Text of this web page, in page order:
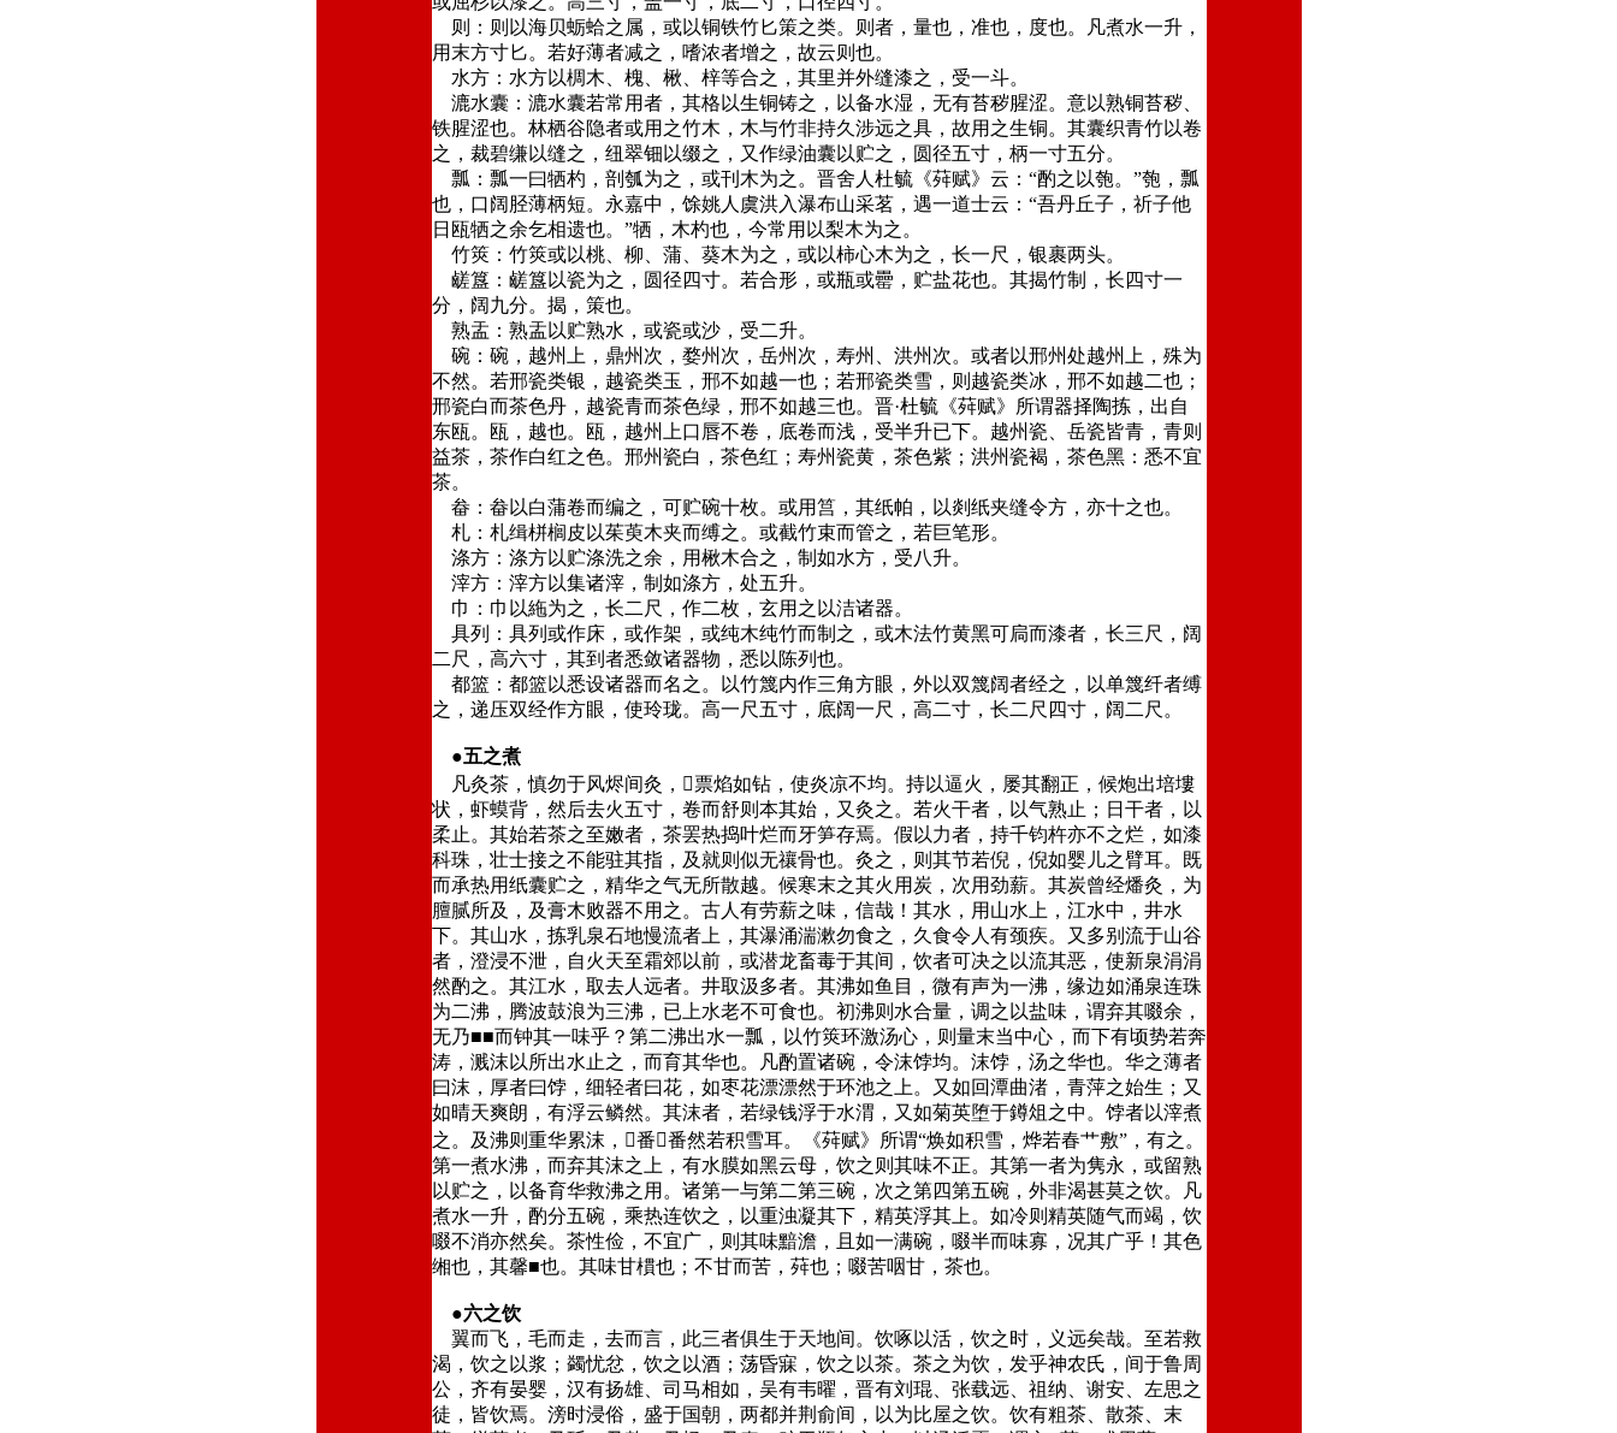
则：则以海贝蛎蛤之属，或以铜铁竹匕策之类。则者，量也，准也，度也。凡煮水一升，
用末方寸匕。若好薄者减之，嗜浓者增之，故云则也。
水方：水方以椆木、槐、楸、梓等合之，其里并外缝漆之，受一斗。
漉水囊：漉水囊若常用者，其格以生铜铸之，以备水湿，无有苔秽腥涩。意以熟铜苔秽、
铁腥涩也。林栖谷隐者或用之竹木，木与竹非持久涉远之具，故用之生铜。其囊织青竹以卷
之，裁碧缣以缝之，纽翠钿以缀之，又作绿油囊以贮之，圆径五寸，柄一寸五分。
瓢：瓢一曰牺杓，剖瓠为之，或刊木为之。晋舍人杜毓《荈赋》云：“酌之以匏。”匏，瓢
也，口阔胫薄柄短。永嘉中，馀姚人虞洪入瀑布山采茗，遇一道士云：“吾丹丘子，祈子他
日瓯牺之余乞相遗也。”牺，木杓也，今常用以梨木为之。
竹筴：竹筴或以桃、柳、蒲、葵木为之，或以柿心木为之，长一尺，银裹两头。
鹾簋：鹾簋以瓷为之，圆径四寸。若合形，或瓶或罍，贮盐花也。其揭竹制，长四寸一
分，阔九分。揭，策也。
熟盂：熟盂以贮熟水，或瓷或沙，受二升。
碗：碗，越州上，鼎州次，婺州次，岳州次，寿州、洪州次。或者以邢州处越州上，殊为
不然。若邢瓷类银，越瓷类玉，邢不如越一也；若邢瓷类雪，则越瓷类冰，邢不如越二也；
邢瓷白而茶色丹，越瓷青而茶色绿，邢不如越三也。晋·杜毓《荈赋》所谓器择陶拣，出自
东瓯。瓯，越也。瓯，越州上口唇不卷，底卷而浅，受半升已下。越州瓷、岳瓷皆青，青则
益茶，茶作白红之色。邢州瓷白，茶色红；寿州瓷黄，茶色紫；洪州瓷褐，茶色黑：悉不宜
茶。
畚：畚以白蒲卷而编之，可贮碗十枚。或用筥，其纸帕，以剡纸夹缝令方，亦十之也。
札：札缉栟榈皮以茱萸木夹而缚之。或截竹束而管之，若巨笔形。
涤方：涤方以贮涤洗之余，用楸木合之，制如水方，受八升。
滓方：滓方以集诸滓，制如涤方，处五升。
巾：巾以絁为之，长二尺，作二枚，玄用之以洁诸器。
具列：具列或作床，或作架，或纯木纯竹而制之，或木法竹黄黑可扃而漆者，长三尺，阔
二尺，高六寸，其到者悉敛诸器物，悉以陈列也。
都篮：都篮以悉设诸器而名之。以竹篾内作三角方眼，外以双篾阔者经之，以单篾纤者缚
之，递压双经作方眼，使玲珑。高一尺五寸，底阔一尺，高二寸，长二尺四寸，阔二尺。
●五之煮
凡灸茶，慎勿于风烬间灸，票焰如钻，使炎凉不均。持以逼火，屡其翻正，候炮出培塿
状，虾蟆背，然后去火五寸，卷而舒则本其始，又灸之。若火干者，以气熟止；日干者，以
柔止。其始若茶之至嫩者，茶罢热捣叶烂而牙笋存焉。假以力者，持千钧杵亦不之烂，如漆
科珠，壮士接之不能驻其指，及就则似无禳骨也。灸之，则其节若倪，倪如婴儿之臂耳。既
而承热用纸囊贮之，精华之气无所散越。候寒末之其火用炭，次用劲薪。其炭曾经燔灸，为
膻腻所及，及膏木败器不用之。古人有劳薪之味，信哉！其水，用山水上，江水中，井水
下。其山水，拣乳泉石地慢流者上，其瀑涌湍漱勿食之，久食令人有颈疾。又多别流于山谷
者，澄浸不泄，自火天至霜郊以前，或潜龙畜毒于其间，饮者可决之以流其恶，使新泉涓涓
然酌之。其江水，取去人远者。井取汲多者。其沸如鱼目，微有声为一沸，缘边如涌泉连珠
为二沸，腾波鼓浪为三沸，已上水老不可食也。初沸则水合量，调之以盐味，谓弃其啜余，
无乃■■而钟其一味乎？第二沸出水一瓢，以竹筴环激汤心，则量末当中心，而下有顷势若奔
涛，溅沫以所出水止之，而育其华也。凡酌置诸碗，令沫饽均。沫饽，汤之华也。华之薄者
曰沫，厚者曰饽，细轻者曰花，如枣花漂漂然于环池之上。又如回潭曲渚，青萍之始生；又
如晴天爽朗，有浮云鳞然。其沫者，若绿钱浮于水渭，又如菊英堕于鐏俎之中。饽者以滓煮
之。及沸则重华累沫，番番然若积雪耳。《荈赋》所谓“焕如积雪，烨若春艹敷”，有之。
第一煮水沸，而弃其沫之上，有水膜如黑云母，饮之则其味不正。其第一者为隽永，或留熟
以贮之，以备育华救沸之用。诸第一与第二第三碗，次之第四第五碗，外非渴甚莫之饮。凡
煮水一升，酌分五碗，乘热连饮之，以重浊凝其下，精英浮其上。如冷则精英随气而竭，饮
啜不消亦然矣。茶性俭，不宜广，则其味黯澹，且如一满碗，啜半而味寡，况其广乎！其色
缃也，其馨■也。其味甘樌也；不甘而苦，荈也；啜苦咽甘，茶也。
●六之饮
翼而飞，毛而走，去而言，此三者俱生于天地间。饮啄以活，饮之时，义远矣哉。至若救
渴，饮之以浆；蠲忧忿，饮之以酒；荡昏寐，饮之以茶。茶之为饮，发乎神农氏，间于鲁周
公，齐有晏婴，汉有扬雄、司马相如，吴有韦曜，晋有刘琨、张载远、祖纳、谢安、左思之
徒，皆饮焉。滂时浸俗，盛于国朝，两都并荆俞间，以为比屋之饮。饮有粗茶、散茶、末